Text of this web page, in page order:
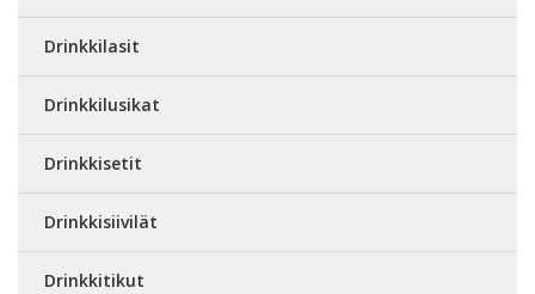
Drinkkilasit
Drinkkilusikat
Drinkkisetit
Drinkkisiivilät
Drinkkitikut